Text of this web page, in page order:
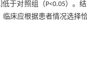
低于对照组（P<0.05）
床应根据患者情况选择恰